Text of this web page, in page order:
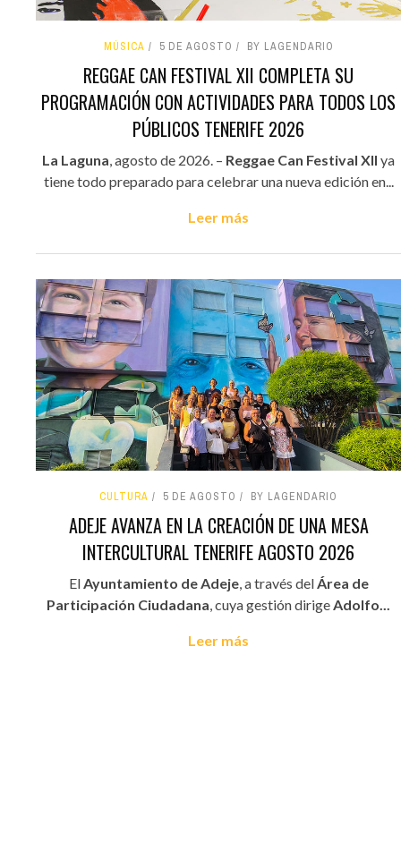
MÚSICA 5 DE AGOSTO BY LAGENDARIO
REGGAE CAN FESTIVAL XII COMPLETA SU
PROGRAMACIÓN CON ACTIVIDADES PARA TODOS LOS
PÚBLICOS TENERIFE 2026
La Laguna, agosto de 2026. – Reggae Can Festival XII ya
tiene todo preparado para celebrar una nueva edición en...
Leer más
CULTURA 5 DE AGOSTO BY LAGENDARIO
ADEJE AVANZA EN LA CREACIÓN DE UNA MESA
INTERCULTURAL TENERIFE AGOSTO 2026
ElAyuntamiento de Adeje, a través delÁrea de
Participación Ciudadana, cuya gestión dirigeAdolfo...
Leer más